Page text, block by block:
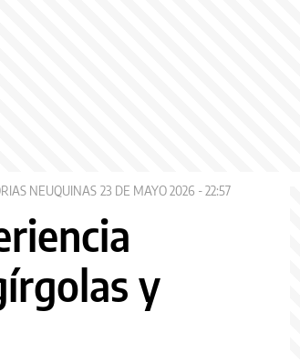
NEUQUINAS 23 DE MAYO 2026 - 22:57
y